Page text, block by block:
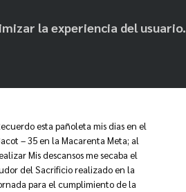
Proyecto Prensa
esta pañoleta mis dias en el
– 35 en la Macarenta Meta; al
Mis descansos me secaba el
del Sacrificio realizado en la
para el cumplimiento de la
la experiencia del usuario.